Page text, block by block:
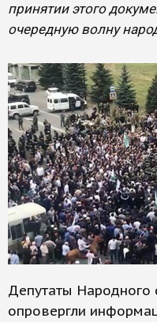
принятии этого
очередную волну
Депутаты Народного
опровергли